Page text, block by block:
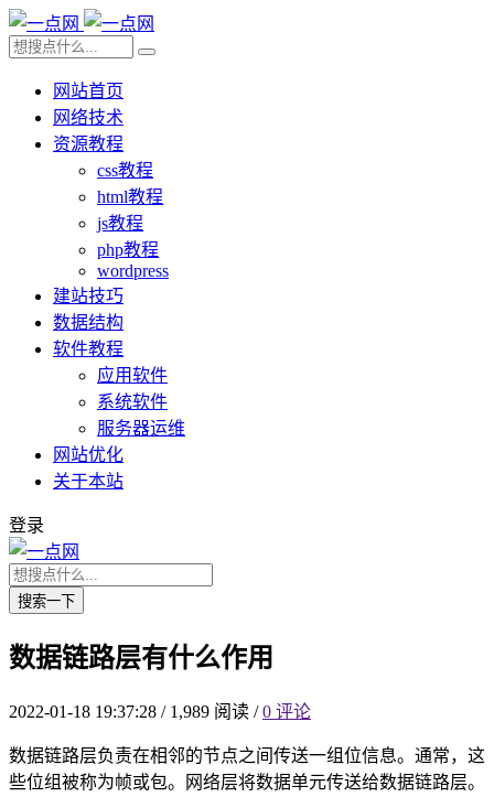
网站首页
网络技术
资源教程
css教程
html教程
js教程
php教程
wordpress
建站技巧
数据结构
软件教程
应用软件
系统软件
服务器运维
网站优化
关于本站
登录
搜索一下
数据链路层有什么作用
2022-01-18 19:37:28 /1,989 阅读 / 0 评论
数据链路层负责在相邻的节点之间传送一组位信息。通常，这
些位组被称为帧或包。网络层将数据单元传送给数据链路层。